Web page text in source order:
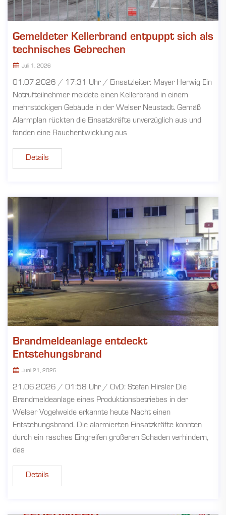
Gemeldeter Kellerbrand entpuppt sich als
technisches Gebrechen
Juli 1, 2026
01.07.2026 / 17:31 Uhr / Einsatzleiter: Mayer Herwig Ein
Notrufteilnehmer meldete einen Kellerbrand in einem
mehrstöckigen Gebäude in der Welser Neustadt. Gemäß
Alarmplan rückten die Einsatzkräfte unverzüglich aus und
fanden eine Rauchentwicklung aus
Details
Brandmeldeanlage entdeckt
Entstehungsbrand
Juni 21, 2026
21.06.2026 / 01:58 Uhr / OvD: Stefan Hirsler Die
Brandmeldeanlage eines Produktionsbetriebes in der
Welser Vogelweide erkannte heute Nacht einen
Entstehungsbrand. Die alarmierten Einsatzkräfte konnten
durch ein rasches Eingreifen größeren Schaden verhindern,
das
Details